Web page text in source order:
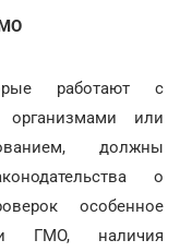
работают с
организмами или
должны
о
особенное
ГМО, наличия